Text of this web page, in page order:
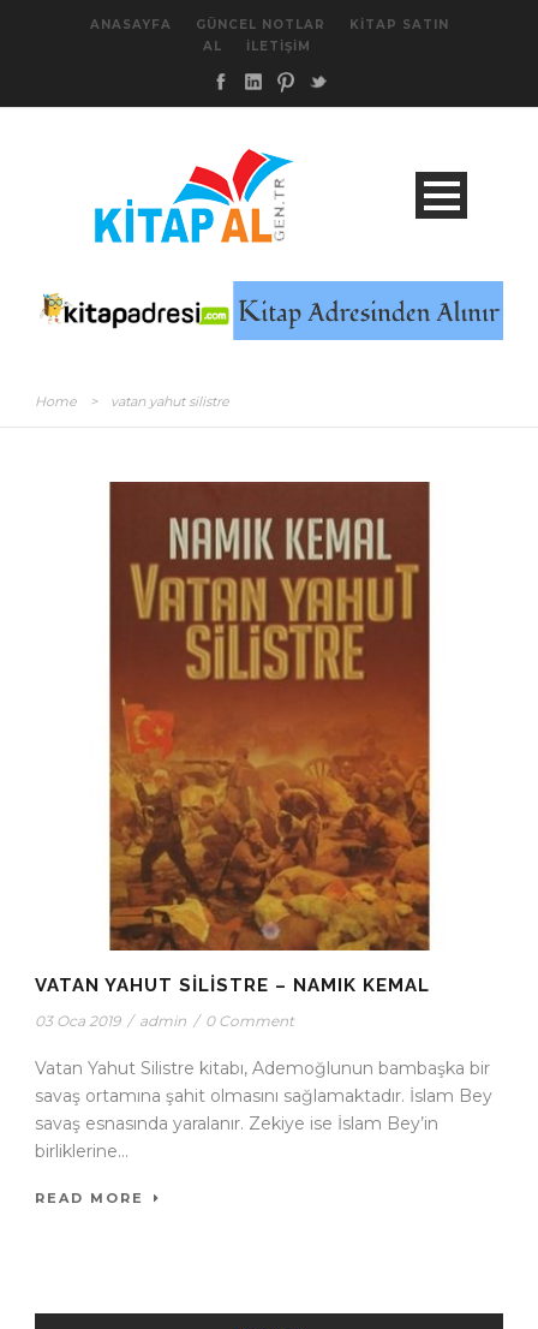
ANASAYFA GÜNCEL NOTLAR
KITAP SATIN
AL
İLETIŞIM
Home > vatan yahut silistre
VATAN YAHUT SILISTRE – NAMIK KEMAL
03 Oca 2019 / admin / 0 Comment
Vatan Yahut Silistre kitabı, Ademoğlunun bambaşka bir
savaş ortamına şahit olmasını sağlamaktadır. İslam Bey
savaş esnasında yaralanır. Zekiye ise İslam Bey’in
birliklerine...
READ MORE